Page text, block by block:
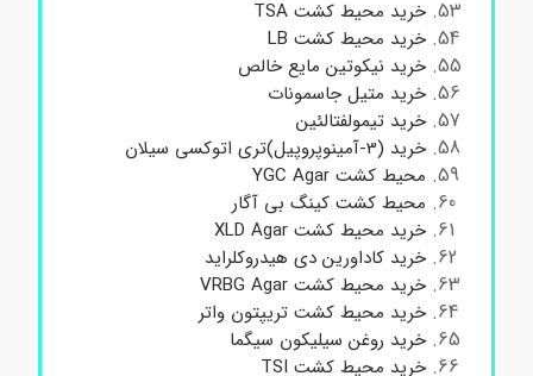
خرید محیط کشت TSA
خرید محیط کشت LB
خرید نیکوتین مایع خالص
خرید متیل جاسمونات
خرید تیمولفتالئین
خرید (3-آمینوپروپیل)تری اتوکسی سیلان
محیط کشت YGC Agar
محیط کشت کینگ بی آگار
خرید محیط کشت XLD Agar
خرید کاداورین دی هیدروکلراید
خرید محیط کشت VRBG Agar
خرید محیط کشت تریپتون واتر
خرید روغن سیلیکون سیگما
خرید محیط کشت TSI